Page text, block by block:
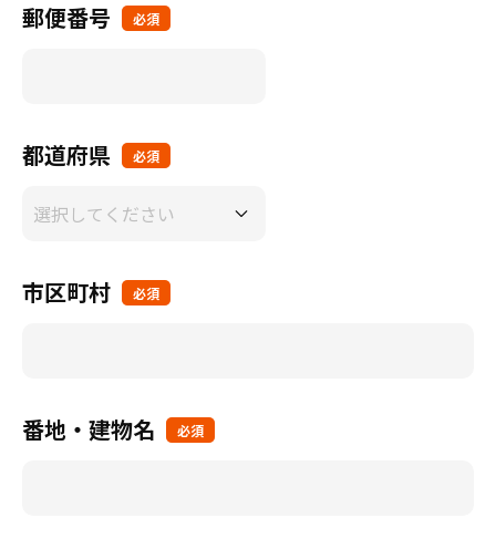
郵便番号 必須
都道府県 必須
市区町村 必須
番地・建物名 必須